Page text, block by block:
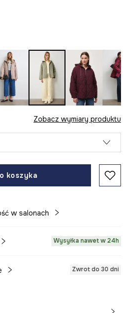
Zobacz wymiary produktu
koszyka
w salonach
Wysyłka nawet w 24h
Zwrot do 30 dni